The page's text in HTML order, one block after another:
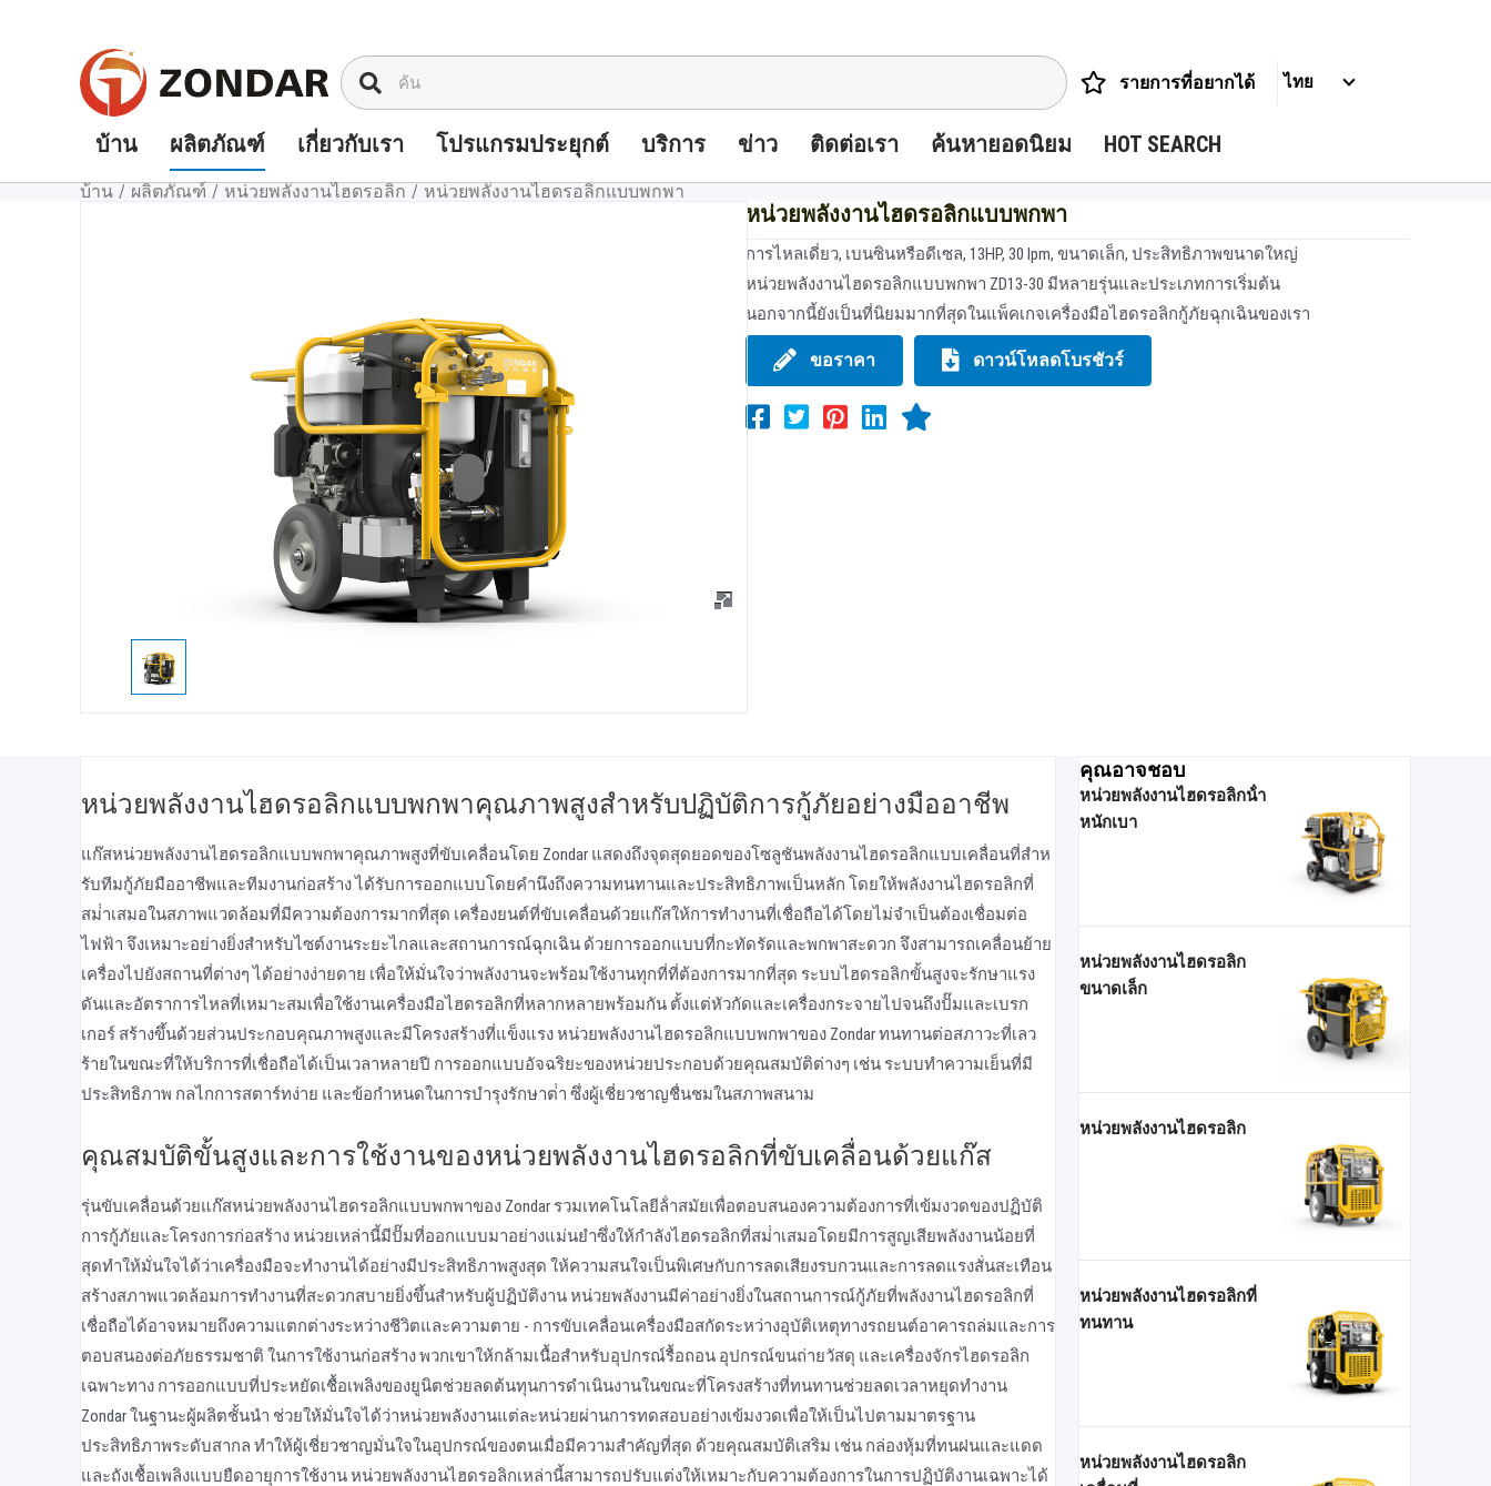
รายการที่อยากได้ ไทย
บ้าน ผลิตภัณฑ์ เกี่ยวกับเรา โปรแกรมประยุกต์ บริการ ข่าว ติดต่อเรา ค้นหายอดนิยม HOT SEARCH
บ้าน / ผลิตภัณฑ์ / หน่วยพลังงานไฮดรอลิก / หน่วยพลังงานไฮดรอลิกแบบพกพา
หน่วยพลังงานไฮดรอลิกแบบพกพา
การไหลเดี่ยว, เบนซินหรือดีเซล, 13HP, 30 lpm, ขนาดเล็ก, ประสิทธิภาพขนาดใหญ่
หน่วยพลังงานไฮดรอลิกแบบพกพา ZD13-30 มีหลายรุ่นและประเภทการเริ่มต้น
นอกจากนี้ยังเป็นที่นิยมมากที่สุดในแพ็คเกจเครื่องมือไฮดรอลิกกู้ภัยฉุกเฉินของเรา
ขอราคา ดาวน์โหลดโบรชัวร์
หน่วยพลังงานไฮดรอลิกแบบพกพาคุณภาพสูงสําหรับปฏิบัติการกู้ภัยอย่างมืออาชีพ
แก๊สหน่วยพลังงานไฮดรอลิกแบบพกพาคุณภาพสูงที่ขับเคลื่อนโดย Zondar แสดงถึงจุดสุดยอดของโซลูชันพลังงานไฮดรอลิกแบบเคลื่อนที่สําห
รับทีมกู้ภัยมืออาชีพและทีมงานก่อสร้าง ได้รับการออกแบบโดยคํานึงถึงความทนทานและประสิทธิภาพเป็นหลัก โดยให้พลังงานไฮดรอลิกที่
สม่ําเสมอในสภาพแวดล้อมที่มีความต้องการมากที่สุด เครื่องยนต์ที่ขับเคลื่อนด้วยแก๊สให้การทํางานที่เชื่อถือได้โดยไม่จําเป็นต้องเชื่อมต่อ
ไฟฟ้า จึงเหมาะอย่างยิ่งสําหรับไซต์งานระยะไกลและสถานการณ์ฉุกเฉิน ด้วยการออกแบบที่กะทัดรัดและพกพาสะดวก จึงสามารถเคลื่อนย้าย
เครื่องไปยังสถานที่ต่างๆ ได้อย่างง่ายดาย เพื่อให้มั่นใจว่าพลังงานจะพร้อมใช้งานทุกที่ที่ต้องการมากที่สุด ระบบไฮดรอลิกขั้นสูงจะรักษาแรง
ดันและอัตราการไหลที่เหมาะสมเพื่อใช้งานเครื่องมือไฮดรอลิกที่หลากหลายพร้อมกัน ตั้งแต่หัวกัดและเครื่องกระจายไปจนถึงปั๊มและเบรก
เกอร์ สร้างขึ้นด้วยส่วนประกอบคุณภาพสูงและมีโครงสร้างที่แข็งแรง หน่วยพลังงานไฮดรอลิกแบบพกพาของ Zondar ทนทานต่อสภาวะที่เลว
ร้ายในขณะที่ให้บริการที่เชื่อถือได้เป็นเวลาหลายปี การออกแบบอัจฉริยะของหน่วยประกอบด้วยคุณสมบัติต่างๆ เช่น ระบบทําความเย็นที่มี
ประสิทธิภาพ กลไกการสตาร์ทง่าย และข้อกําหนดในการบํารุงรักษาต่ํา ซึ่งผู้เชี่ยวชาญชื่นชมในสภาพสนาม
คุณสมบัติขั้นสูงและการใช้งานของหน่วยพลังงานไฮดรอลิกที่ขับเคลื่อนด้วยแก๊ส
รุ่นขับเคลื่อนด้วยแก๊สหน่วยพลังงานไฮดรอลิกแบบพกพาของ Zondar รวมเทคโนโลยีล้ําสมัยเพื่อตอบสนองความต้องการที่เข้มงวดของปฏิบัติ
การกู้ภัยและโครงการก่อสร้าง หน่วยเหล่านี้มีปั๊มที่ออกแบบมาอย่างแม่นยําซึ่งให้กําลังไฮดรอลิกที่สม่ําเสมอโดยมีการสูญเสียพลังงานน้อยที่
สุดทําให้มั่นใจได้ว่าเครื่องมือจะทํางานได้อย่างมีประสิทธิภาพสูงสุด ให้ความสนใจเป็นพิเศษกับการลดเสียงรบกวนและการลดแรงสั่นสะเทือน
สร้างสภาพแวดล้อมการทํางานที่สะดวกสบายยิ่งขึ้นสําหรับผู้ปฏิบัติงาน หน่วยพลังงานมีค่าอย่างยิ่งในสถานการณ์กู้ภัยที่พลังงานไฮดรอลิกที่
เชื่อถือได้อาจหมายถึงความแตกต่างระหว่างชีวิตและความตาย - การขับเคลื่อนเครื่องมือสกัดระหว่างอุบัติเหตุทางรถยนต์อาคารถล่มและการ
ตอบสนองต่อภัยธรรมชาติ ในการใช้งานก่อสร้าง พวกเขาให้กล้ามเนื้อสําหรับอุปกรณ์รื้อถอน อุปกรณ์ขนถ่ายวัสดุ และเครื่องจักรไฮดรอลิก
เฉพาะทาง การออกแบบที่ประหยัดเชื้อเพลิงของยูนิตช่วยลดต้นทุนการดําเนินงานในขณะที่โครงสร้างที่ทนทานช่วยลดเวลาหยุดทํางาน
Zondar ในฐานะผู้ผลิตชั้นนํา ช่วยให้มั่นใจได้ว่าหน่วยพลังงานแต่ละหน่วยผ่านการทดสอบอย่างเข้มงวดเพื่อให้เป็นไปตามมาตรฐาน
ประสิทธิภาพระดับสากล ทําให้ผู้เชี่ยวชาญมั่นใจในอุปกรณ์ของตนเมื่อมีความสําคัญที่สุด ด้วยคุณสมบัติเสริม เช่น กล่องหุ้มที่ทนฝนและแดด
และถังเชื้อเพลิงแบบยืดอายุการใช้งาน หน่วยพลังงานไฮดรอลิกเหล่านี้สามารถปรับแต่งให้เหมาะกับความต้องการในการปฏิบัติงานเฉพาะได้
คุณอาจชอบ
หน่วยพลังงานไฮดรอลิกน้ํา
หนักเบา
หน่วยพลังงานไฮดรอลิก
ขนาดเล็ก
หน่วยพลังงานไฮดรอลิก
หน่วยพลังงานไฮดรอลิกที่
ทนทาน
หน่วยพลังงานไฮดรอลิก